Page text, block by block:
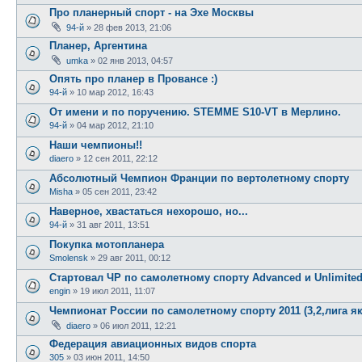
Про планерный спорт - на Эхе Москвы
94-й » 28 фев 2013, 21:06
Планер, Аргентина
umka » 02 янв 2013, 04:57
Опять про планер в Провансе :)
94-й » 10 мар 2012, 16:43
От имени и по поручению. STEMME S10-VT в Мерлино.
94-й » 04 мар 2012, 21:10
Наши чемпионы!!
diaero » 12 сен 2011, 22:12
Абсолютный Чемпион Франции по вертолетному спорту
Misha » 05 сен 2011, 23:42
Наверное, хвастаться нехорошо, но...
94-й » 31 авг 2011, 13:51
Покупка мотопланера
Smolensk » 29 авг 2011, 00:12
Стартовал ЧР по самолетному спорту Advanced и Unlimited
engin » 19 июл 2011, 11:07
Чемпионат России по самолетному спорту 2011 (3,2,лига
diaero » 06 июл 2011, 12:21
Федерация авиационных видов спорта
305 » 03 июн 2011, 14:50